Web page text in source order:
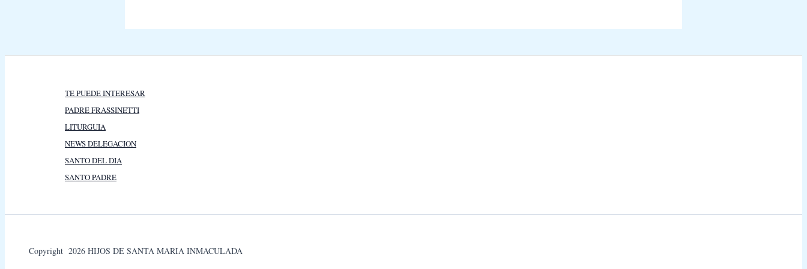
TE PUEDE INTERESAR
PADRE FRASSINETTI
LITURGUIA
NEWS DELEGACION
SANTO DEL DIA
SANTO PADRE
Copyright 2026 HIJOS DE SANTA MARIA INMACULADA